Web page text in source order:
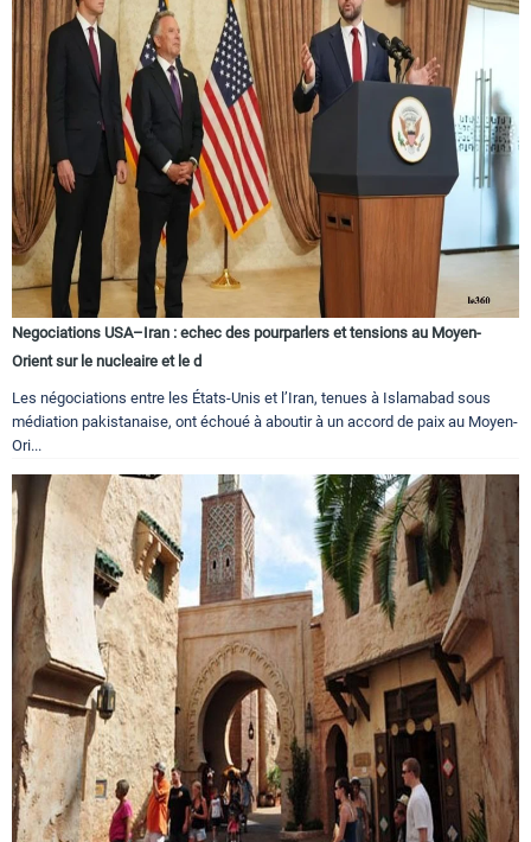
Negociations USA–Iran : echec des pourparlers et tensions au Moyen-
Orient sur le nucleaire et le d
Les négociations entre les États-Unis et l’Iran, tenues à Islamabad sous
médiation pakistanaise, ont échoué à aboutir à un accord de paix au Moyen-
Ori...